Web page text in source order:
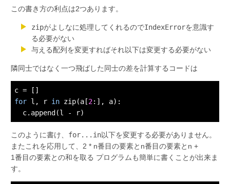
この書き方の利点は2つあります。
zipがよしなに処理してくれるのでIndexErrorを意識す
る必要がない
与える配列を変更すればそれ以下は変更する必要がない
隣同士ではなく一つ飛ばした同士の差を計算するコードは
for l, r in zip(a[2:], a):
このように書け、 for...in以下を変更する必要がありません。
またこれを応用して、2 * n番目の要素とn番目の要素とn +
1番目の要素との和を取る プログラムも簡単に書くことが出来ま
す。